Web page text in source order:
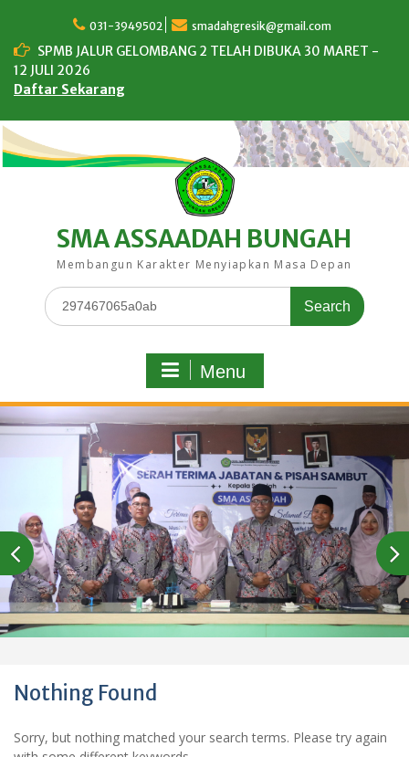
content
031-3949502 smadahgresik@gmail.com
SPMB JALUR GELOMBANG 2 TELAH DIBUKA 30 MARET -
12 JULI 2026
Daftar Sekarang
SMA ASSAADAH BUNGAH
Membangun Karakter Menyiapkan Masa Depan
Search
for:
Menu
Nothing Found
Sorry, but nothing matched your search terms. Please try again